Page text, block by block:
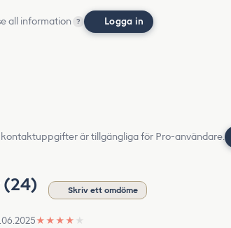
all information ? Logga in
är tillgängliga för Pro-användare.
(24) Skriv ett omdöme
★ ★ ★ ★ ★